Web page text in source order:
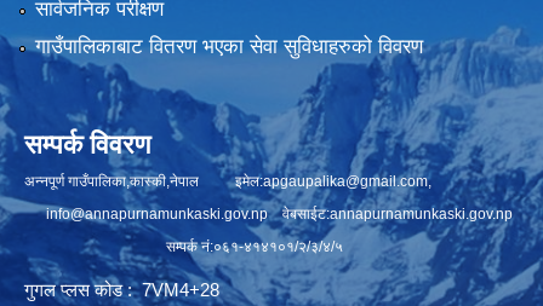
सार्वजनिक परीक्षण
गाउँपालिकाबाट वितरण भएका सेवा सुविधाहरुको विवरण
सम्पर्क विवरण
अन्नपूर्ण गाउँपालिका,कास्की,नेपाल इमेल:apgaupalika@gmail.com,
info@annapurnamunkaski.gov.npवेबसाईट:annapurnamunkaski.gov.np
सम्पर्क नं:०६१-४१४१०१/२/३/४/५
गुगल प्लस कोड : 7VM4+28